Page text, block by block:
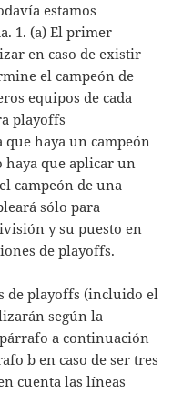
estamos
1. (a) El primer
en caso de existir
el campeón de
equipos de cada
playoffs
haya un campeón
haya que aplicar un
campeón de una
sólo para
y su puesto en
de playoffs.
de playoffs (incluido el
según la
a continuación
b en caso de ser tres
cuenta las líneas